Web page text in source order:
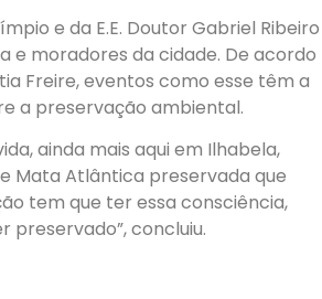
e da E.E. Doutor Gabriel Ribeiro
e moradores da cidade. De acordo
Freire, eventos como esse têm a
a preservação ambiental.
ainda mais aqui em Ilhabela,
Mata Atlântica preservada que
tem que ter essa consciência,
preservado”, concluiu.